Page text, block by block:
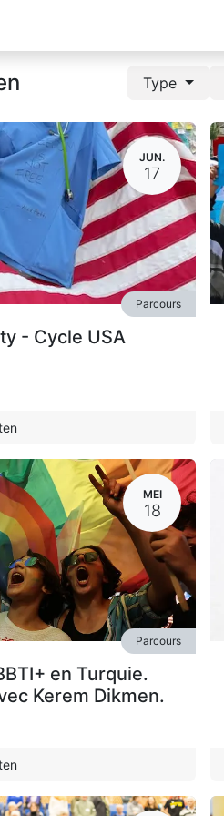
Type
JUN.
17
- Cycle USA
Parcours
MEI
18
en Turquie.
Kerem Dikmen.
Parcours